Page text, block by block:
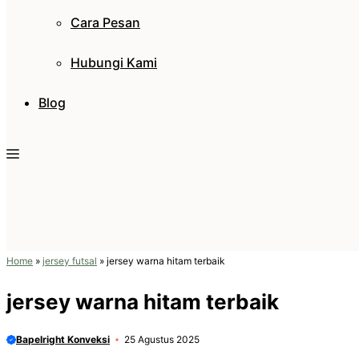
Cara Pesan
Hubungi Kami
Blog
Home » jersey futsal » jersey warna hitam terbaik
jersey warna hitam terbaik
Bapelright Konveksi 25 Agustus 2025